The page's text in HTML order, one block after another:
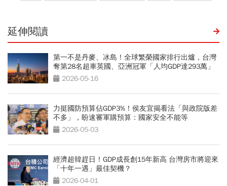
延伸閱讀
第一不是丹麥、冰島！全球繁榮國家排行出爐，台灣
奪第28名超車英國、亞洲冠軍「人均GDP達293萬」
2026-05-16
力挺國防預算佔GDP3%！侯友宜揭看法「與政院版差
不多」，盼速審軍購預算：國家安全不能等
2026-05-03
經濟超韓趕日！GDP成長創15年新高 台灣房市將迎來
「十年一遇」最佳契機？
2026-04-01